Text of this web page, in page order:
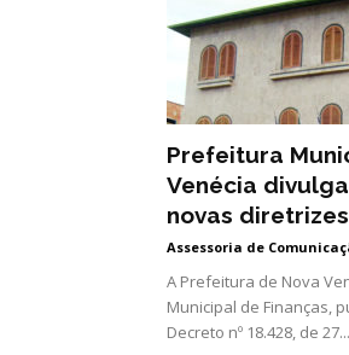
Prefeitura
Venécia
novas
Assessoria de
A Prefeitura de Nova
Municipal de Finanças,
Decreto nº 18.428, de 27...